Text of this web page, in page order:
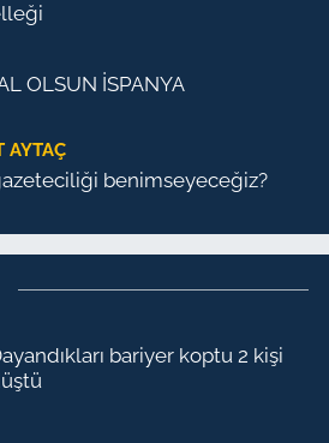
OLSUN İSPANYA
AYTAÇ
benimseyeceğiz?
bariyer koptu 2 kişi